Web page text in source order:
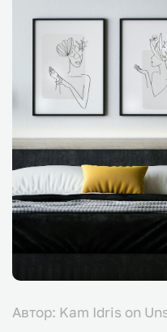
Автор: Kam Idris on